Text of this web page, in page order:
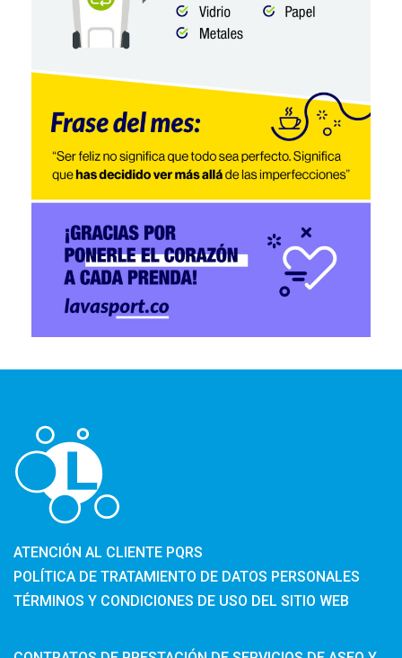
ATENCIÓN AL CLIENTE PQRS
POLÍTICA DE TRATAMIENTO DE DATOS PERSONALES
TÉRMINOS Y CONDICIONES DE USO DEL SITIO WEB